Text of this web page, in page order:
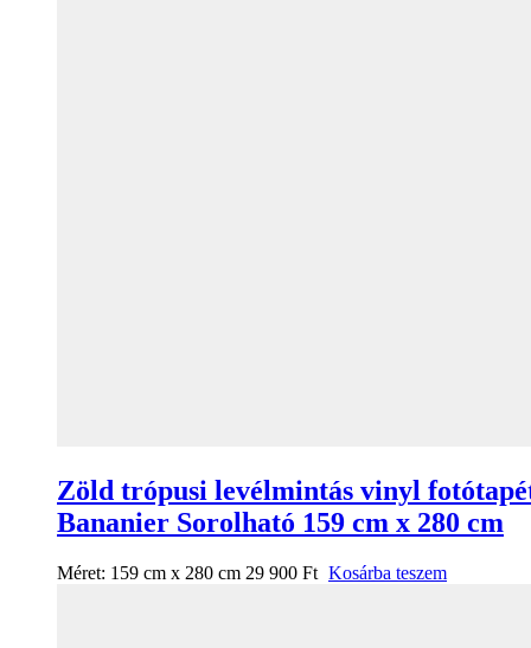
Zöld trópusi levélmintás vinyl
Bananier Sorolható 159 cm x 280 cm
Méret: 159 cm x 280 cm 29 900 Ft Kosárba teszem